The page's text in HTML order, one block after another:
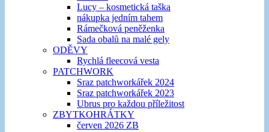
Lucy – kosmetická taška
nákupka jedním tahem
Rámečková peněženka
Sada obalů na malé gely
ODĚVY
Rychlá fleecová vesta
PATCHWORK
Sraz patchworkářek 2024
Sraz patchworkářek 2023
Ubrus pro každou příležitost
ZBYTKOHRÁTKY
červen 2026 ZB